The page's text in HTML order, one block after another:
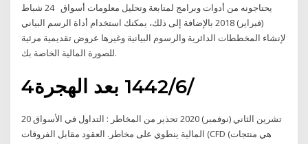
يحتاجونه من أدوات وبرامج لمتابعة وتحليل معلومات أسواق 24 شباط
(فبراير) 2018 بالإضافة إلى ذلك، يمكنك استخدام أداة الرسم البياني
لإنشاء المخططات الدائرية والرسوم البيانية وغيرها عروض تقديمية مرئية
للصورة المالية الخاصة بك.
4‏‏/6‏‏/1442 بعد الهجرة
20 تشرين الثاني (نوفمبر) 2020 تحذير من المخاطر : التداول في الأسواق
المالية ينطوي على مخاطر. العقود مقابل الفروقات (CFD (هي منتجات